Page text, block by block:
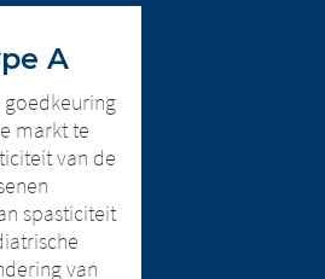
A
markt te
van de
spasticiteit
van